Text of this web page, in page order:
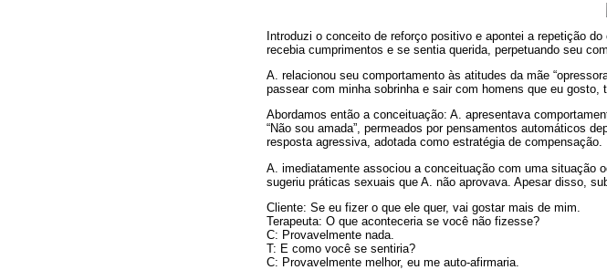
Introduzi o conceito de reforço positivo e apontei a repetição
recebia cumprimentos e se sentia querida, perpetuando seu
A. relacionou seu comportamento às atitudes da mãe
passear com minha sobrinha e sair com homens que eu
Abordamos então a conceituação: A. apresentava
“Não sou amada”, permeados por pensamentos automáticos
resposta agressiva, adotada como estratégia de compensação.
A. imediatamente associou a conceituação com uma situação
sugeriu práticas sexuais que A. não aprovava. Apesar disso,
Cliente: Se eu fizer o que ele quer, vai gostar mais de mim.
Terapeuta: O que aconteceria se você não fizesse?
C: Provavelmente nada.
T: E como você se sentiria?
C: Provavelmente melhor, eu me auto-afirmaria.